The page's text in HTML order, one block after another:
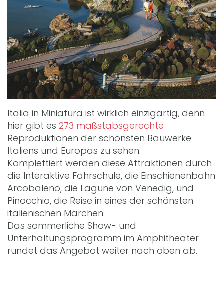
Italia in Miniatura ist wirklich einzigartig, denn
hier gibt es 273 maßstabsgerechte
Reproduktionen der schönsten Bauwerke
Italiens und Europas zu sehen.
Komplettiert werden diese Attraktionen durch
die Interaktive Fahrschule, die Einschienenbahn
Arcobaleno, die Lagune von Venedig, und
Pinocchio, die Reise in eines der schönsten
italienischen Märchen.
Das sommerliche Show- und
Unterhaltungsprogramm im Amphitheater
rundet das Angebot weiter nach oben ab.